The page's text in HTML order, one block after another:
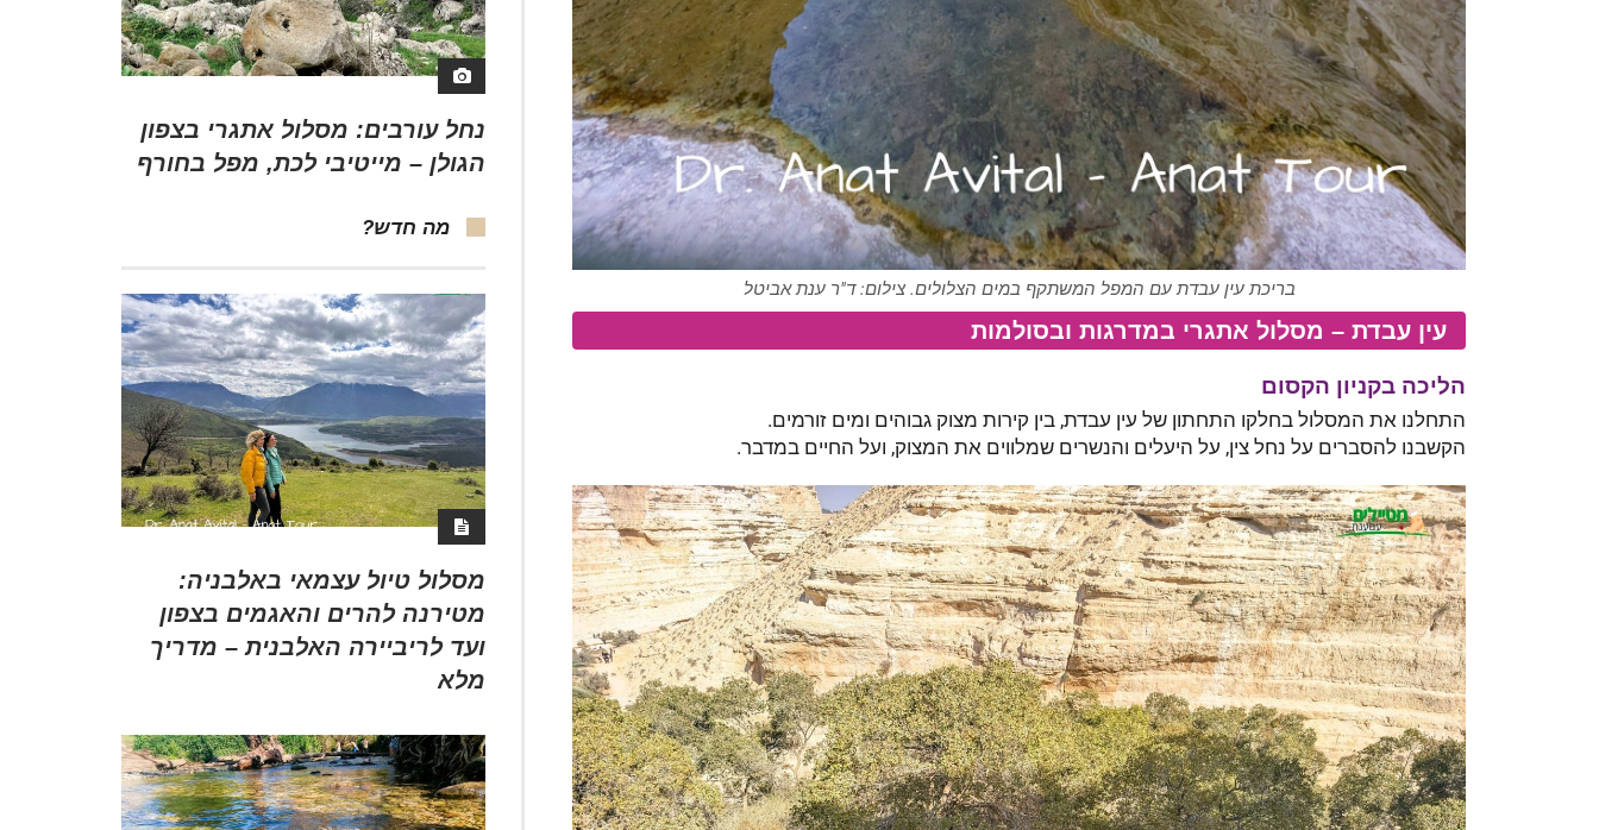
בריכת עין עבדת עם המפל המשתקף במים הצלולים. צילום: ד"ר ענת אביטל
עין עבדת – מסלול אתגרי במדרגות ובסולמות
הליכה בקניון הקסום
התחלנו את המסלול בחלקו התחתון של עין עבדת, בין קירות מצוק גבוהים ומים זורמים.
הקשבנו להסברים על נחל צין, על היעלים והנשרים שמלווים את המצוק, ועל החיים במדבר.
נחל עורבים: מסלול אתגרי בצפון
הגולן – מייטיבי לכת, מפל בחורף
מה חדש?
מסלול טיול עצמאי באלבניה:
מטירנה להרים והאגמים בצפון
ועד לריביירה האלבנית – מדריך
מלא